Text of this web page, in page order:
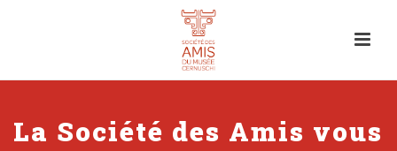
La Société des Amis vous